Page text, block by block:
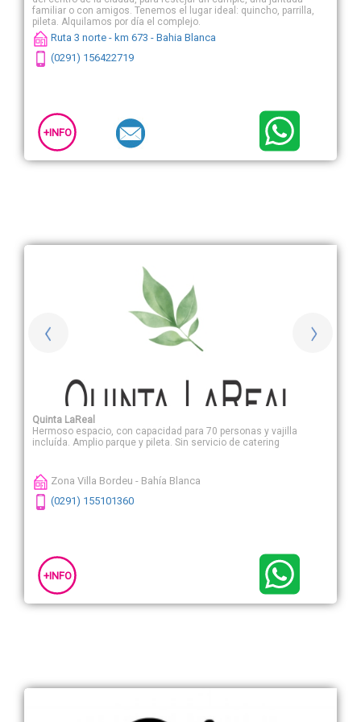
familiar o con amigos. Tenemos el lugar ideal: quincho, parrilla,
pileta. Alquilamos por día el complejo.
Ruta 3 norte - km 673 - Bahia Blanca
(0291) 156422719
+INFO
Quinta LaReal
Hermoso espacio, con capacidad para 70 personas y vajilla
incluída. Amplio parque y pileta. Sin servicio de catering
Zona Villa Bordeu - Bahía Blanca
(0291) 155101360
+INFO